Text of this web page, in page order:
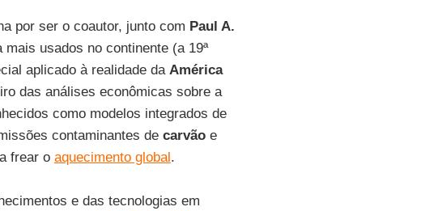
por ser o coautor, junto com Paul A.
usados no continente (a 19ª
aplicado à realidade da América
das análises econômicas sobre a
como modelos integrados de
contaminantes de carvãoe
frear o aquecimento global.
e das tecnologias em